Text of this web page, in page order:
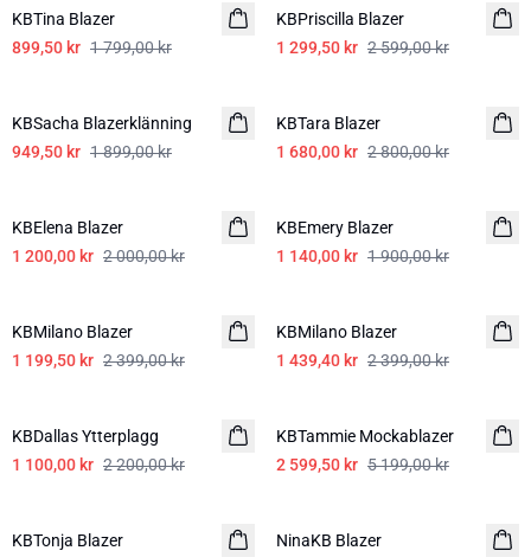
KBTina Blazer
899,50 kr 1 799,00 kr
KBPriscilla Blazer
1 299,50 kr 2 599,00 kr
KBSacha Blazerklänning
949,50 kr 1 899,00 kr
KBTara Blazer
1 680,00 kr 2 800,00 kr
KBElena Blazer
1 200,00 kr 2 000,00 kr
KBEmery Blazer
1 140,00 kr 1 900,00 kr
KBMilano Blazer
1 199,50 kr 2 399,00 kr
KBMilano Blazer
1 439,40 kr 2 399,00 kr
KBDallas Ytterplagg
1 100,00 kr 2 200,00 kr
KBTammie Mockablazer
2 599,50 kr 5 199,00 kr
KBTonja Blazer
NinaKB Blazer